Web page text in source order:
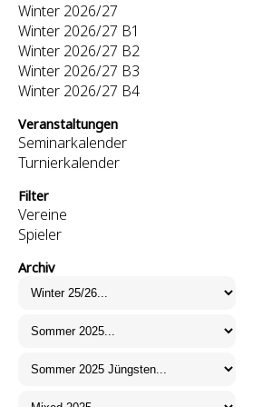
Winter 2026/27
Winter 2026/27 B1
Winter 2026/27 B2
Winter 2026/27 B3
Winter 2026/27 B4
Veranstaltungen
Seminarkalender
Turnierkalender
Filter
Vereine
Spieler
Archiv